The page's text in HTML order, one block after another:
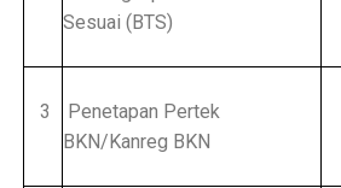
Sesuai (BTS)
3
Penetapan Pertek
BKN/Kanreg BKN